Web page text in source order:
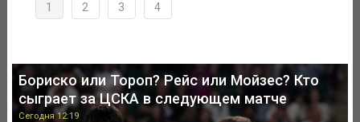
1 2 3 4
Бориско или Тороп? Рейс или Мойзес? Кто
сыграет за ЦСКА в следующем матче
Сегодня 12:19